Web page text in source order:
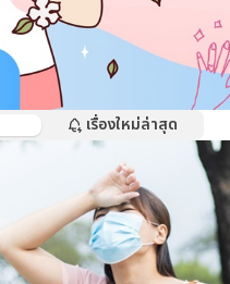
เรื่องใหม่ล่าสุด